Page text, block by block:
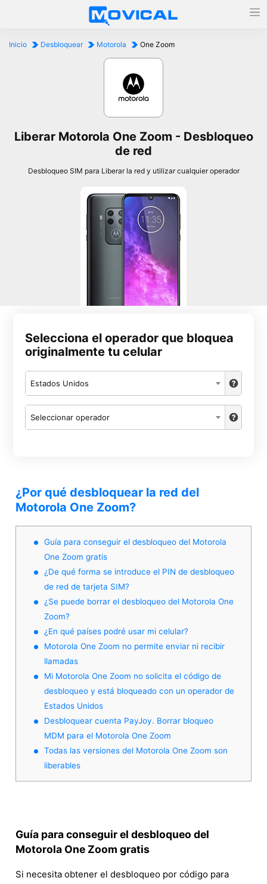
Inicio Desbloquear Motorola One Zoom
Liberar Motorola One Zoom - Desbloqueo
de red
Desbloqueo SIM para Liberar la red y utilizar cualquier operador
Selecciona el operador que bloquea
originalmente tu celular
Estados Unidos
Seleccionar operador
¿Por qué desbloquear la red del
Motorola One Zoom?
Guía para conseguir el desbloqueo del Motorola
One Zoom gratis
¿De qué forma se introduce el PIN de desbloqueo
de red de tarjeta SIM?
¿Se puede borrar el desbloqueo del Motorola One
Zoom?
¿En qué países podré usar mi celular?
Motorola One Zoom no permite enviar ni recibir
llamadas
Mi Motorola One Zoom no solicita el código de
desbloqueo y está bloqueado con un operador de
Estados Unidos
Desbloquear cuenta PayJoy. Borrar bloqueo
MDM para el Motorola One Zoom
Todas las versiones del Motorola One Zoom son
liberables
Guía para conseguir el desbloqueo del
Motorola One Zoom gratis
Si necesita obtener el desbloqueo por código para